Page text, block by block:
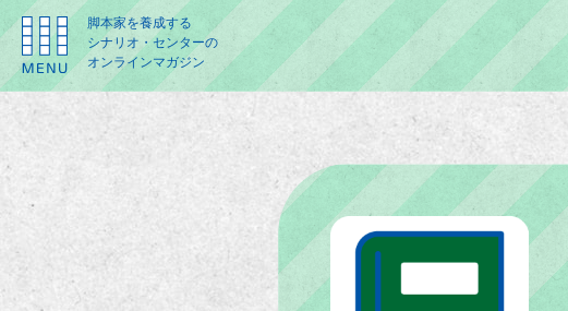
脚本家を養成する
シナリオ・センターの
オンラインマガジン